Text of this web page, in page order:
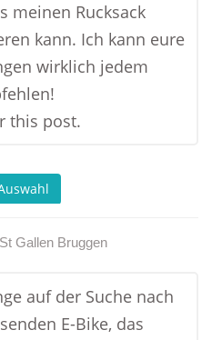
meinen Rucksack
kann. Ich kann eure
wirklich jedem
this post.
St Gallen Bruggen
auf der Suche nach
E-Bike, das